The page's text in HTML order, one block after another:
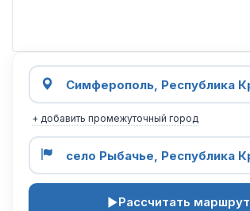
+ добавить промежуточный город
Рассчитать маршрут